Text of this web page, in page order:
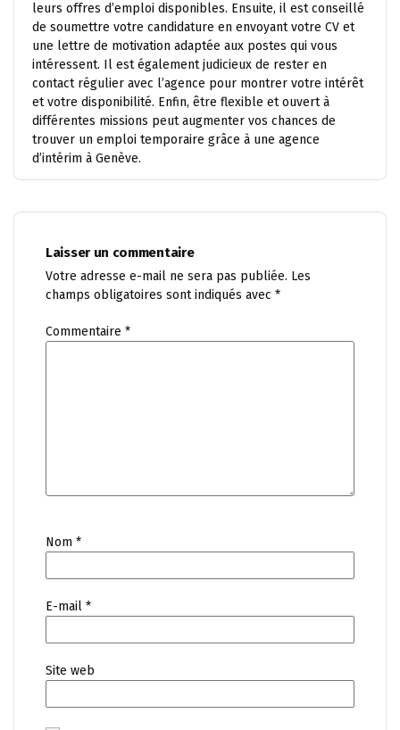
leurs offres d’emploi disponibles. Ensuite, il est conseillé
de soumettre votre candidature en envoyant votre CV et
une lettre de motivation adaptée aux postes qui vous
intéressent. Il est également judicieux de rester en
contact régulier avec l’agence pour montrer votre intérêt
et votre disponibilité. Enfin, être flexible et ouvert à
différentes missions peut augmenter vos chances de
trouver un emploi temporaire grâce à une agence
d’intérim à Genève.
Laisser un commentaire
Votre adresse e-mail ne sera pas publiée. Les
champs obligatoires sont indiqués avec *
Commentaire *
Nom *
E-mail *
Site web